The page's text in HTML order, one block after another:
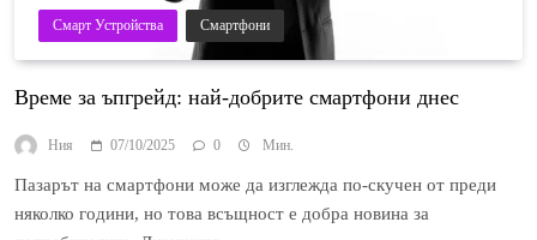
Смарт Устройства Смартфони
Време за ъпгрейд: най-добрите смартфони днес
Ния 07/10/2025 0 Мин.
Пазарът на смартфони може да изглежда по-скучен от преди
няколко години, но това всъщност е добра новина за